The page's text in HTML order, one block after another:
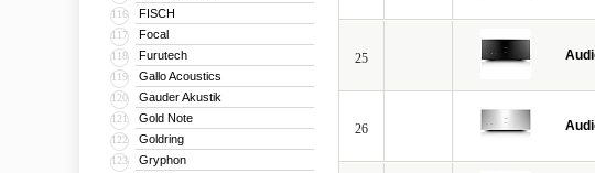
116 FISCH
117 Focal
118 Furutech
119 Gallo Acoustics
120 Gauder Akustik
121 Gold Note
122 Goldring
123 Gryphon
25
26